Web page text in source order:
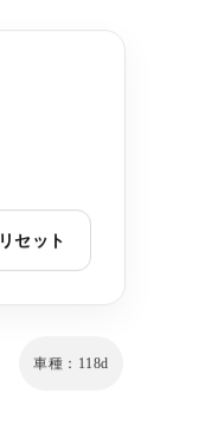
リセット
車種：118d